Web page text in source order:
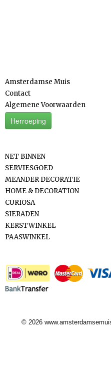
Amsterdamse Muis
Contact
Algemene Voorwaarden
Herroeping
NET BINNEN
SERVIESGOED
MEANDER DECORATIE
HOME & DECORATION
CURIOSA
SIERADEN
KERSTWINKEL
PAASWINKEL
© 2026